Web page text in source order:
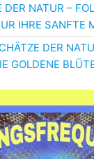
DER NATUR –
IHRE SANFTE
DER
GOLDENE